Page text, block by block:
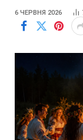
6 ЧЕРВНЯ 2026